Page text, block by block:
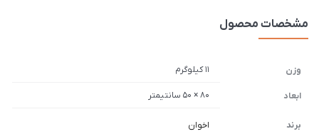
مشخصات محصول
وزن 11 کیلوگرم
ابعاد 80 × 50 سانتیمتر
برند اخوان